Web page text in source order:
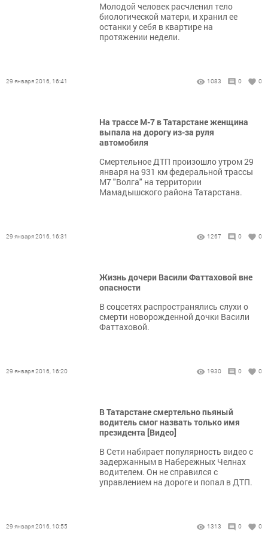
Молодой человек расчленил тело
биологической матери, и хранил ее
останки у себя в квартире на
протяжении недели.
29 января 2016, 16:41 1083 0 0
На трассе М-7 в Татарстане женщина
выпала на дорогу из-за руля
автомобиля
Смертельное ДТП произошло утром 29
января на 931 км федеральной трассы
М7 "Волга" на территории
Мамадышского района Татарстана.
29 января 2016, 16:31 1267 0 0
Жизнь дочери Васили Фаттаховой вне
опасности
В соцсетях распространялись слухи о
смерти новорожденной дочки Васили
Фаттаховой.
29 января 2016, 16:20 1930 0 0
В Татарстане смертельно пьяный
водитель смог назвать только имя
президента [Видео]
В Сети набирает популярность видео с
задержанным в Набережных Челнах
водителем. Он не справился с
управлением на дороге и попал в ДТП.
29 января 2016, 10:55 1313 0 0